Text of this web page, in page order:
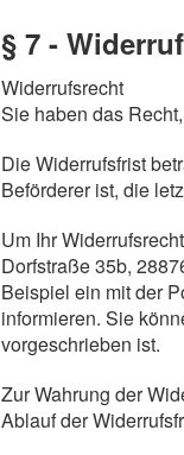
§ 7 -
Widerrufsrecht
Sie haben das
Die Widerrufsfrist
Beförderer ist, die
Um Ihr
Dorfstraße 35b,
Beispiel ein mit der
informieren. Sie
vorgeschrieben ist.
Zur Wahrung der
Ablauf der